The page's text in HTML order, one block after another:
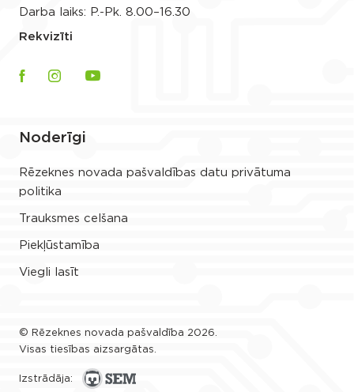
Darba laiks: P.-Pk. 8.00–16.30
Rekvizīti
Noderīgi
Rēzeknes novada pašvaldības datu privātuma
politika
Trauksmes celšana
Piekļūstamība
Viegli lasīt
© Rēzeknes novada pašvaldība 2026.
Visas tiesības aizsargātas.
Izstrādāja: